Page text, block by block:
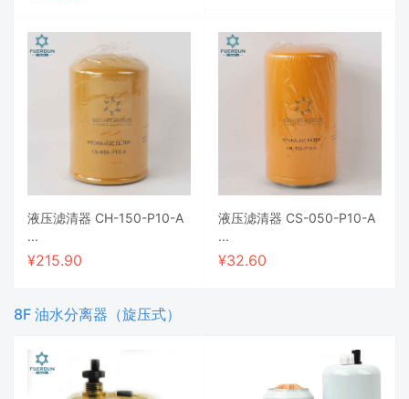
液压滤清器 CH-150-P10-A
...
¥215.90
液压滤清器 CS-050-P10-A
...
¥32.60
8F 油水分离器（旋压式）